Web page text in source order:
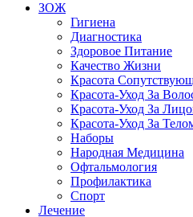
ЗОЖ
Гигиена
Диагностика
Здоровое Питание
Качество Жизни
Красота
Красота-Уход За
Красота-Уход За
Красота-Уход За
Наборы
Народная Медицина
Офтальмология
Профилактика
Спорт
Лечение